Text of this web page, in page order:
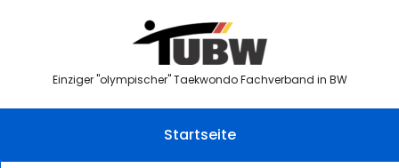
Einziger "olympischer" Taekwondo Fachverband in BW
Startseite